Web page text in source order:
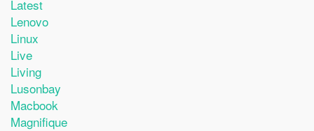
Latest
Lenovo
Linux
Live
Living
Lusonbay
Macbook
Magnifique